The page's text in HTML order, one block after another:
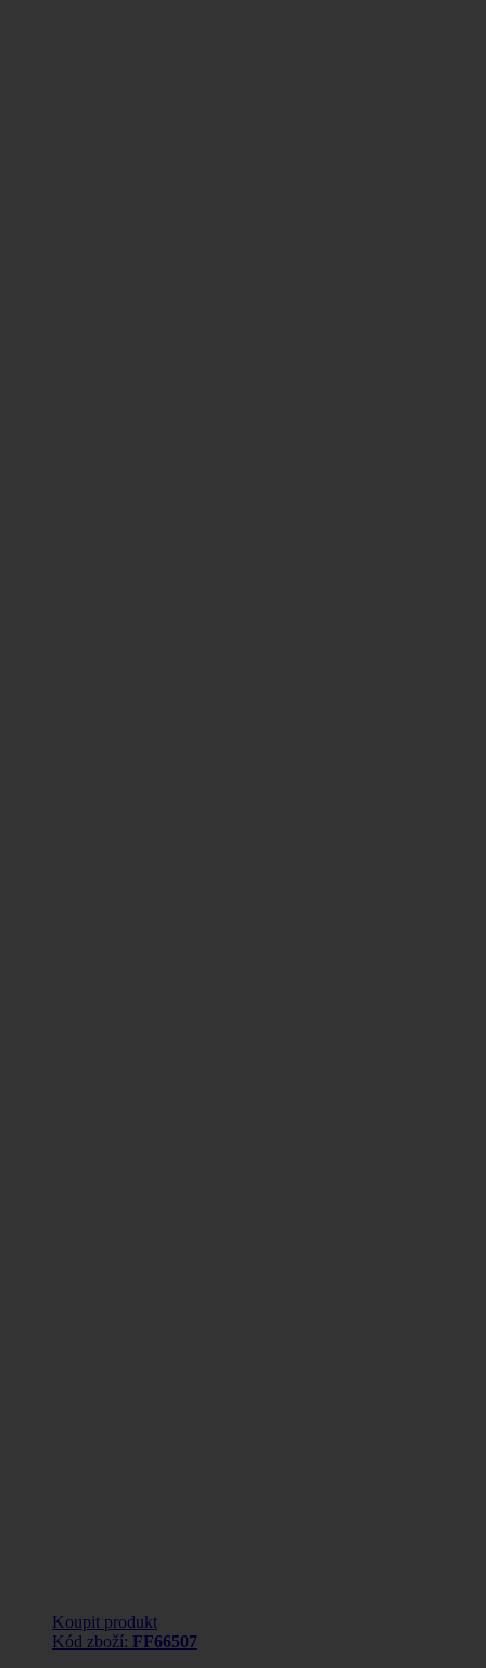
Koupit produkt
Kód zboží: FF66507